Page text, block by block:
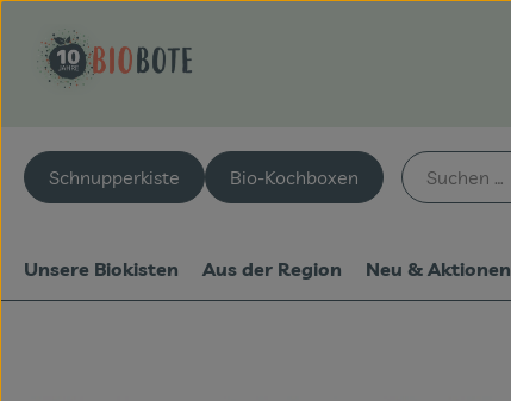
Schnupperkiste Bio-Kochboxen
Unsere Biokisten Aus der Region Neu & Aktionen